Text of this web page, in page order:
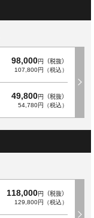
98,000円（税抜）
107,800円（税込）
49,800円（税抜）
54,780円（税込）
118,000円（税抜）
129,800円（税込）